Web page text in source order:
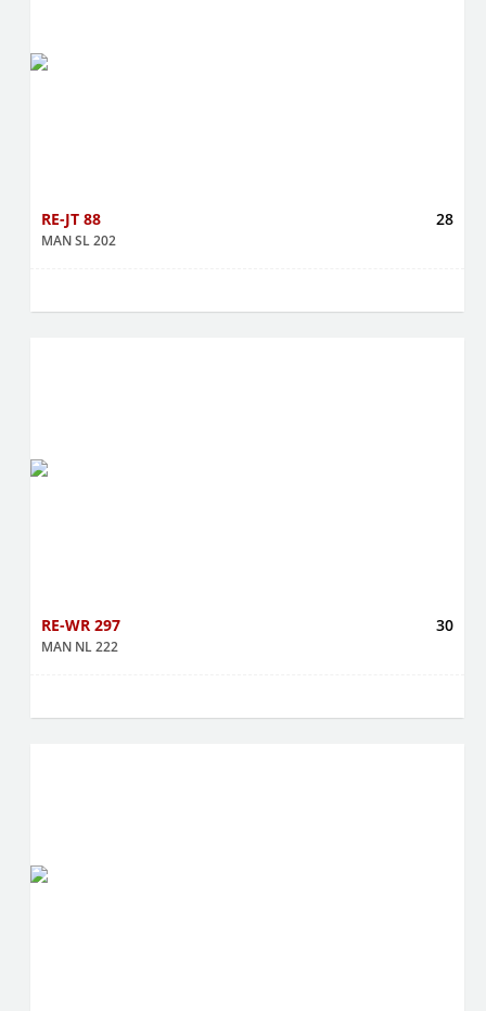
28
RE-JT 88
MAN SL 202
30
RE-WR 297
MAN NL 222